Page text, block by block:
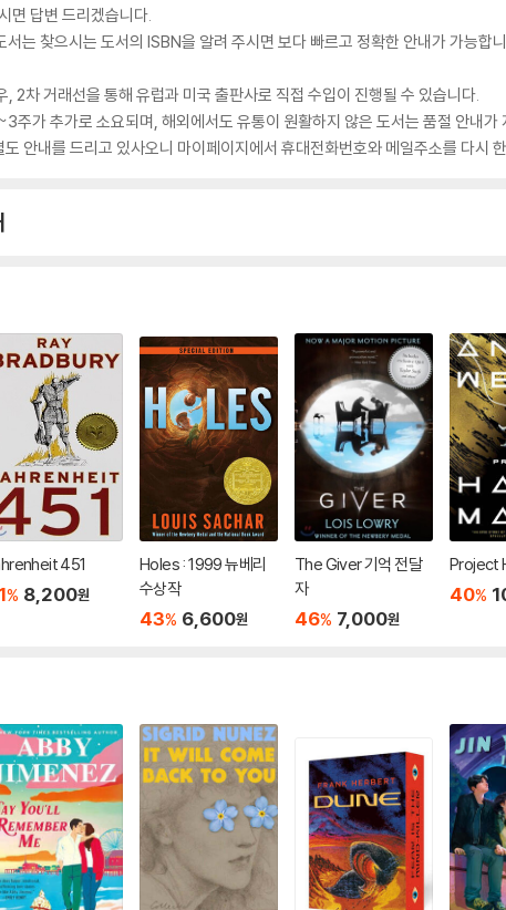
면 답변 드리겠습니다.
서는 찾으시는 도서의 ISBN을 알려 주시면 보다 빠르고 정확한 안내가 가능합
, 2차 거래선을 통해 유럽과 미국 출판사로 직접 수입이 진행될 수 있습니다.
주가 추가로 소요되며, 해외에서도 유통이 원활하지 않은 도서는 품절 안내가
안내를 드리고 있사오니 마이페이지에서 휴대전화번호와 메일주소를 다시
451
% 8,200원
Holes : 1999 뉴베리
수상작
43% 6,600원
The Giver 기억 전달
자
46% 7,000원
Project
40%